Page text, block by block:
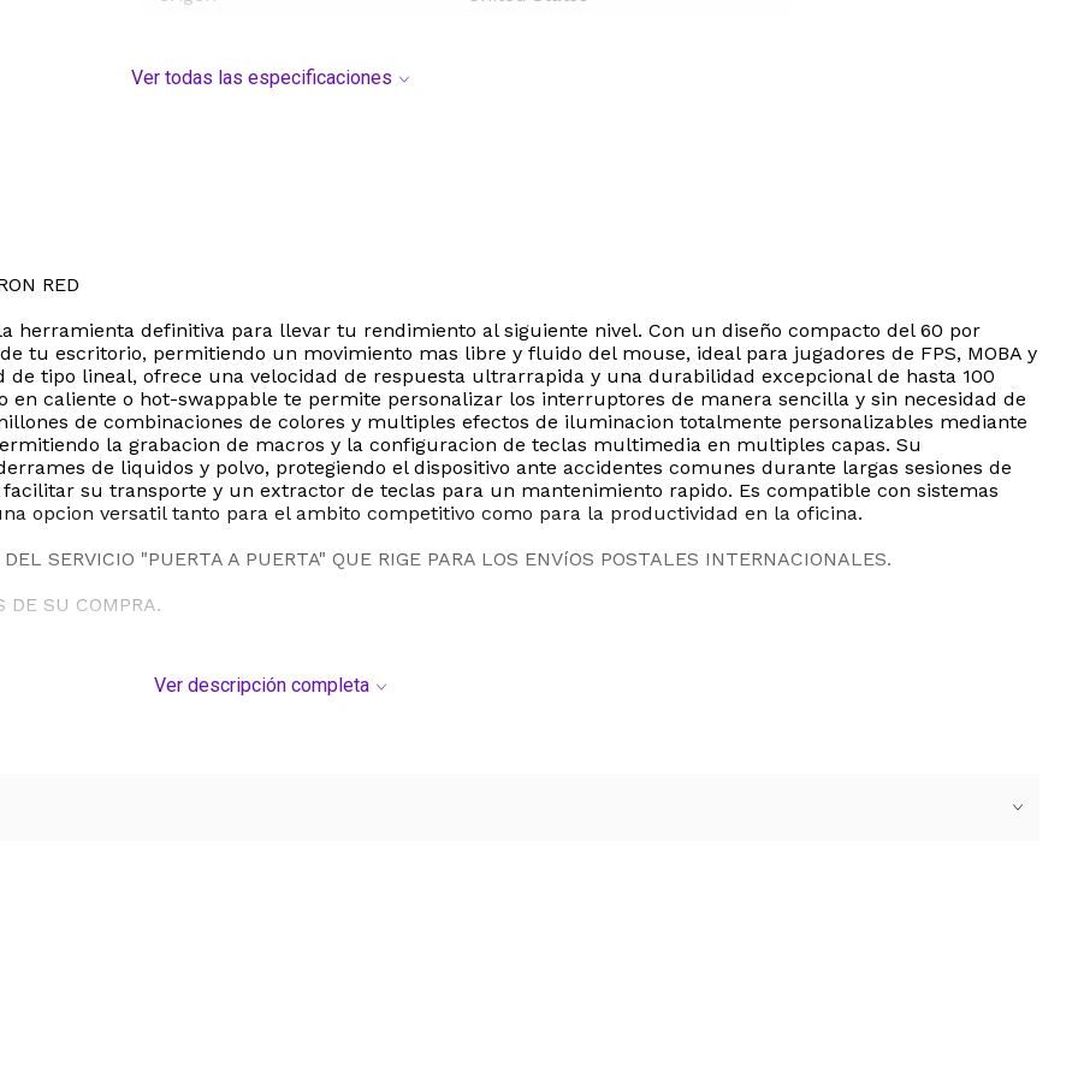
Ver todas las especificaciones
RED
herramienta definitiva para llevar tu rendimiento al siguiente nivel. Con un diseño compacto del 60 por
tu escritorio, permitiendo un movimiento mas libre y fluido del mouse, ideal para jugadores de FPS, MOBA y
de tipo lineal, ofrece una velocidad de respuesta ultrarrapida y una durabilidad excepcional de hasta 100
caliente o hot-swappable te permite personalizar los interruptores de manera sencilla y sin necesidad de
de combinaciones de colores y multiples efectos de iluminacion totalmente personalizables mediante
la grabacion de macros y la configuracion de teclas multimedia en multiples capas. Su
de liquidos y polvo, protegiendo el dispositivo ante accidentes comunes durante largas sesiones de
su transporte y un extractor de teclas para un mantenimiento rapido. Es compatible con sistemas
opcion versatil tanto para el ambito competitivo como para la productividad en la oficina.
SERVICIO "PUERTA A PUERTA" QUE RIGE PARA LOS ENVíOS POSTALES INTERNACIONALES.
DE SU COMPRA.
Ver descripción completa